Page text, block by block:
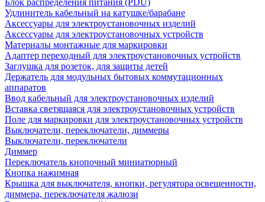
Блок распределения питания (PDU)
Удлинитель кабельный на катушке/барабане
Аксессуары для электроустановочных изделий
Аксессуары для электроустановочных устройств
Материалы монтажные для маркировки
Адаптер переходный для электроустановочных устройств
Заглушка для розеток, для защиты детей
Держатель для модульных бытовых коммутационных
аппаратов
Ввод кабельный для электроустановочных изделий
Вставка светящаяся для электроустановочных устройств
Поле для маркировки для электроустановочных устройств
Выключатели, переключатели, диммеры
Выключатели, переключатели
Диммер
Переключатель кнопочный миниатюрный
Кнопка нажимная
Крышка для выключателя, кнопки, регулятора освещенности,
диммера, переключателя жалюзи